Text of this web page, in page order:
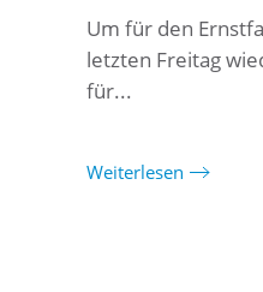
Um für den
letzten Freitag
für...
Weiterlesen